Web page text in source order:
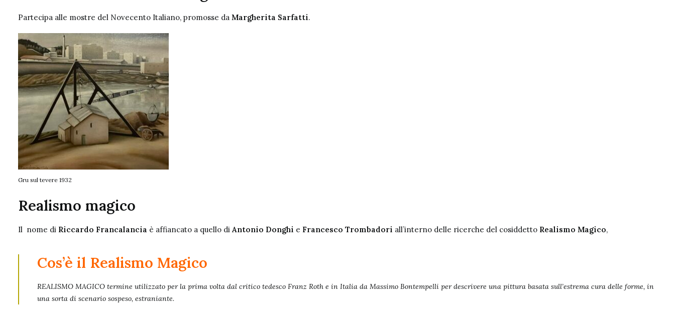
Partecipa alle mostre del Novecento Italiano, promosse da Margherita Sarfatti.
Gru sul tevere 1932
Realismo magico
Il nome di Riccardo Francalancia è affiancato a quello di Antonio Donghi e Francesco Trombadori all’interno delle ricerche del cosiddetto Realismo Magico,
Cos’è il Realismo Magico
REALISMO MAGICO termine utilizzato per la prima volta dal critico tedesco Franz Roth e in Italia da Massimo Bontempelli per descrivere una pittura basata sull’estrema cura delle forme, in
una sorta di scenario sospeso, estraniante.